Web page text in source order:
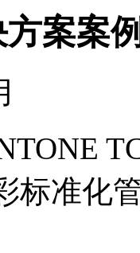
案案
标准化